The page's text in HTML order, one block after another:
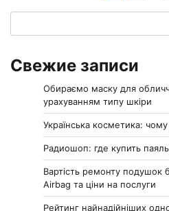
по
записям
Свежие записи
Обираємо маску для
урахуванням типу шкіри
Українська косметика:
Радиошоп: где купить
Вартість ремонту подушок
Airbag та ціни на послуги
Рейтинг найнадійніших